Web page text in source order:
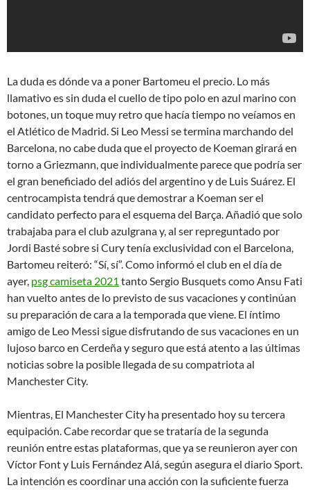
La duda es dónde va a poner Bartomeu el precio. Lo más
llamativo es sin duda el cuello de tipo polo en azul marino con
botones, un toque muy retro que hacía tiempo no veíamos en
el Atlético de Madrid. Si Leo Messi se termina marchando del
Barcelona, no cabe duda que el proyecto de Koeman girará en
torno a Griezmann, que individualmente parece que podría ser
el gran beneficiado del adiós del argentino y de Luis Suárez. El
centrocampista tendrá que demostrar a Koeman ser el
candidato perfecto para el esquema del Barça. Añadió que solo
trabajaba para el club azulgrana y, al ser repreguntado por
Jordi Basté sobre si Cury tenía exclusividad con el Barcelona,
Bartomeu reiteró: “Sí, sí”. Como informó el club en el día de
ayer, psg camiseta 2021 tanto Sergio Busquets como Ansu Fati
han vuelto antes de lo previsto de sus vacaciones y continúan
su preparación de cara a la temporada que viene. El íntimo
amigo de Leo Messi sigue disfrutando de sus vacaciones en un
lujoso barco en Cerdeña y seguro que está atento a las últimas
noticias sobre la posible llegada de su compatriota al
Manchester City.
Mientras, El Manchester City ha presentado hoy su tercera
equipación. Cabe recordar que se trataría de la segunda
reunión entre estas plataformas, que ya se reunieron ayer con
Víctor Font y Luis Fernández Alá, según asegura el diario Sport.
La intención es coordinar una acción con la suficiente fuerza